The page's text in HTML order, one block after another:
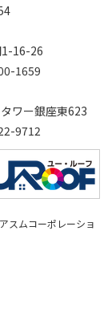
1-16-26
1659
ワー銀座東623
9712
スムコーポレーショ